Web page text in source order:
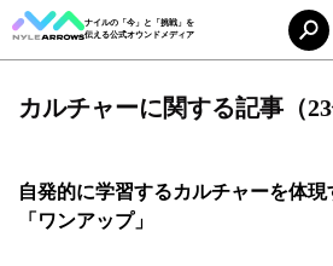
ナイルの「今」と「挑戦」を
伝える公式オウンドメディア
Category カテゴリ
組織（37）
カルチャーに関する記事（23
自発的に学習するカルチャーを体
「ワンアップ」